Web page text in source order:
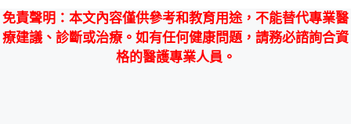
免責聲明 ：本文內容僅供參考和教育用途，不能替代專業醫
療建議、診斷或治療。如有任何健康問題，請務必諮詢合資
格的醫護專業人員。